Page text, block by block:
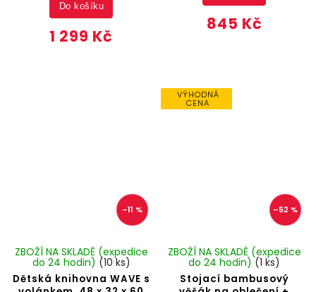
1 299 Kč
Do košíku
845 Kč
–11 %
Dětská knihovna WAVE s
ZBOŽÍ NA SKLADĚ (expedice
do 24 hodin) (10 ks)
VÝHODNÁ
CENA
–52 %
Stojací bambusový
ZBOŽÍ NA SKLADĚ (expedice
do 24 hodin)(1 ks)